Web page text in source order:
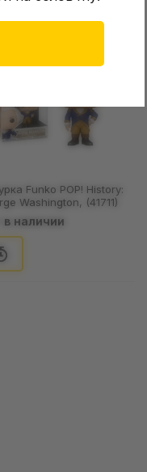
Funko POP! History:
Washington, (41711)
в наличии